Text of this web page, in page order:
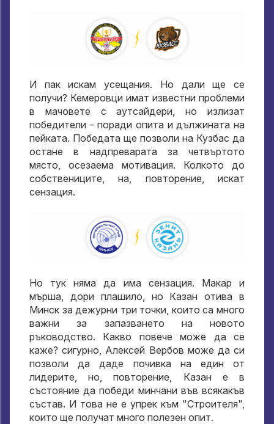
И пак искам усещания. Но дали ще се
получи? Кемеровци имат известни проблеми
в мачовете с аутсайдери, но излизат
победители - поради опита и дължината на
пейката. Победата ще позволи на Кузбас да
остане в надпреварата за четвъртото
място, осезаема мотивация. Колкото до
собствениците, на, повторение, искат
сензация.
Но тук няма да има сензация. Макар и
мърша, дори плашило, но Казан отива в
Минск за дежурни три точки, които са много
важни за запазването на новото
ръководство. Какво повече може да се
каже? сигурно, Алексей Вербов може да си
позволи да даде почивка на един от
лидерите, но, повторение, Казан е в
състояние да победи минчани във всякакъв
състав. И това не е упрек към "Строителя",
които ще получат много полезен опит.